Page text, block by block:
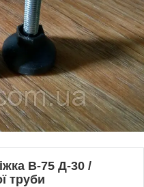
В-75 Д-30 /
труби